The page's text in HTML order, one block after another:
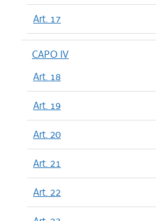
Art. 17
CAPO IV
Art. 18
Art. 19
Art. 20
Art. 21
Art. 22